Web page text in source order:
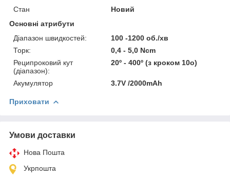
Стан
Новий
Основні атрибути
Діапазон швидкостей:
100 -1200 об./хв
Торк:
0,4 - 5,0 Ncm
Реципроковий кут
(діапазон):
20º - 400º (з кроком 10o)
Акумулятор 3.7V /2000mAh
Приховати
Умови доставки
Нова Пошта
Укрпошта